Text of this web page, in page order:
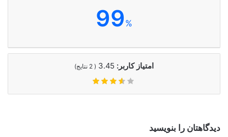
99%
امتیاز کاربر: 3.45
(
2 نتایج)
دیدگاهتان را بنویسید